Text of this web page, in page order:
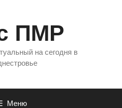
ПМР
на сегодня в
Меню